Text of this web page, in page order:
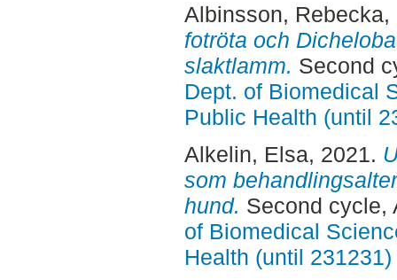
Albinsson, Rebecka,
fotröta och
slaktlamm. Second
Dept. of Biomedical
Public Health (until
Alkelin, Elsa, 2021.
som
hund. Second
of Biomedical
Health (until 231231)